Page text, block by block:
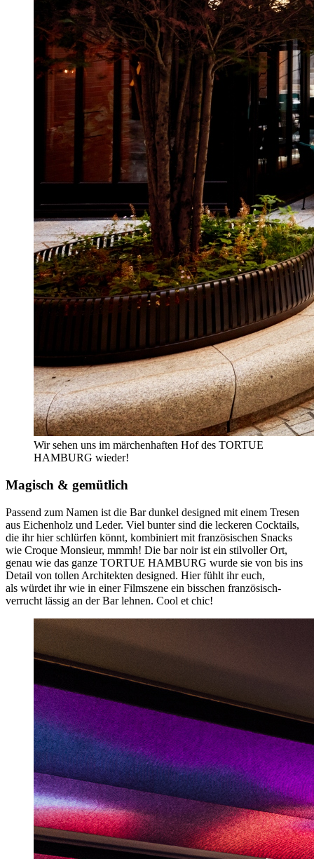
Wir sehen uns im märchenhaften Hof des TORTUE
HAMBURG wieder!
Magisch & gemütlich
Passend zum Namen ist die Bar dunkel designed mit einem Tresen
aus Eichenholz und Leder. Viel bunter sind die leckeren Cocktails,
die ihr hier schlürfen könnt, kombiniert mit französischen Snacks
wie Croque Monsieur, mmmh! Die bar noir ist ein stilvoller Ort,
genau wie das ganze TORTUE HAMBURG wurde sie von bis ins
Detail von tollen Architekten designed. Hier fühlt ihr euch,
als würdet ihr wie in einer Filmszene ein bisschen französisch-
verrucht lässig an der Bar lehnen. Cool et chic!